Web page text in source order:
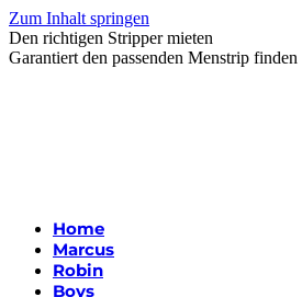
Zum Inhalt springen
Den richtigen Stripper mieten
Garantiert den passenden Menstrip finden
Home
Marcus
Robin
Boys